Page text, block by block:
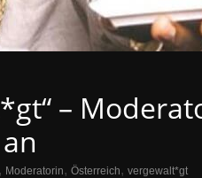
–
, Moderatorin, Österreich, vergewalt*gt